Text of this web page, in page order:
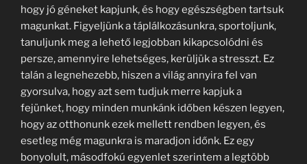
hogy jó géneket kapjunk, és hogy egészségben tartsuk
magunkat. Figyeljünk a táplálkozásunkra, sportoljunk,
tanuljunk meg a lehető legjobban kikapcsolódni és
persze, amennyire lehetséges, kerüljük a stresszt. Ez
talán a legnehezebb, hiszen a világ annyira fel van
gyorsulva, hogy azt sem tudjuk merre kapjuk a
fejünket, hogy minden munkánk időben készen legyen,
hogy az otthonunk ezek mellett rendben legyen, és
esetleg még magunkra is maradjon időnk. Ez egy
bonyolult, másodfokú egyenlet szerintem a legtöbb